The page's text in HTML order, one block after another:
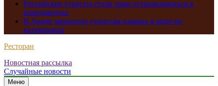
Российские туристы стали чаще останавливаться в
апартаментах
В Анапе запретили туристам плавать в море на
катамаранах
Ресторан
Новостная рассылка
Случайные новости
Меню